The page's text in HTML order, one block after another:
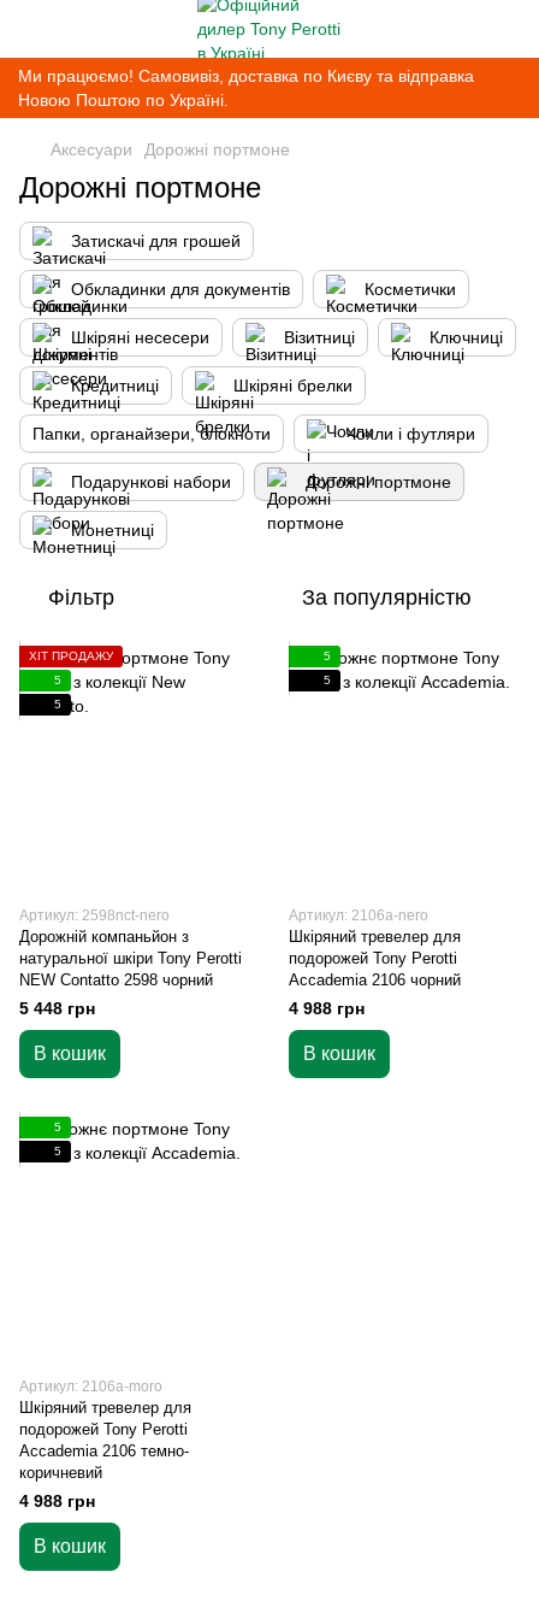
Ми працюємо! Самовивіз, доставка по Києву та відправка
Новою Поштою по Україні.
Аксесуари Дорожні портмоне
Дорожні портмоне
Затискачі для грошей
Обкладинки для документів Косметички
Шкіряні несесери Візитниці Ключниці
Кредитниці Шкіряні брелки
Папки, органайзери, блокноти Чохли і футляри
Подарункові набори Дорожні портмоне
Монетниці
Фільтр За популярністю
ХІТ ПРОДАЖУ
5
5
Артикул: 2598nct-nero
Дорожній компаньйон з
натуральної шкіри Tony Perotti
NEW Contatto 2598 чорний
5 448 грн
В кошик
5
5
Артикул: 2106a-nero
Шкіряний тревелер для
подорожей Tony Perotti
Accademia 2106 чорний
4 988 грн
В кошик
5
5
Артикул: 2106a-moro
Шкіряний тревелер для
подорожей Tony Perotti
Accademia 2106 темно-
коричневий
4 988 грн
В кошик